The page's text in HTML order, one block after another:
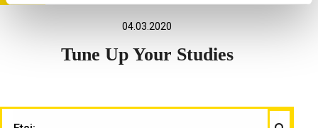
04.03.2020
Tune Up Your Studies
Haku